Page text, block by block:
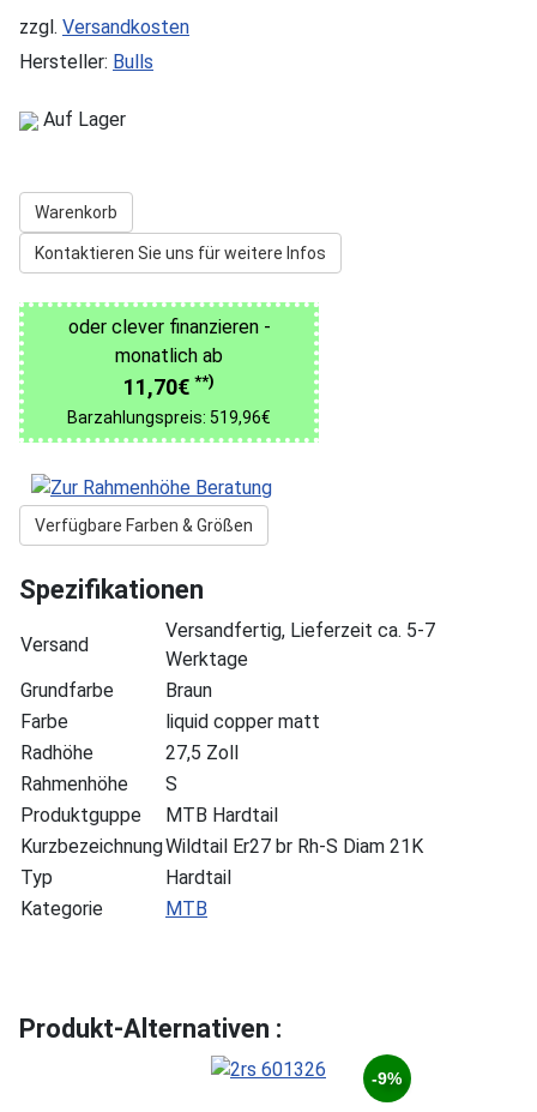
zzgl. Versandkosten
Hersteller: Bulls
Auf Lager
Warenkorb
Kontaktieren Sie uns für weitere Infos
oder clever finanzieren -
monatlich ab
11,70€ **)
Barzahlungspreis: 519,96€
Verfügbare Farben & Größen
Spezifikationen
Versand
Versandfertig, Lieferzeit ca. 5-7
Werktage
Grundfarbe
Braun
Farbe
liquid copper matt
Radhöhe
27,5 Zoll
Rahmenhöhe
S
Produktguppe
MTB Hardtail
KurzbezeichnungWildtail Er27 br Rh-S Diam 21K
Typ
Hardtail
Kategorie
MTB
Produkt-Alternativen :
-9%